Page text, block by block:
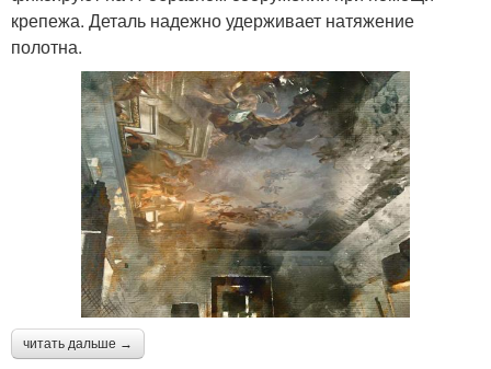
крепежа. Деталь надежно удерживает натяжение
полотна.
читать дальше →